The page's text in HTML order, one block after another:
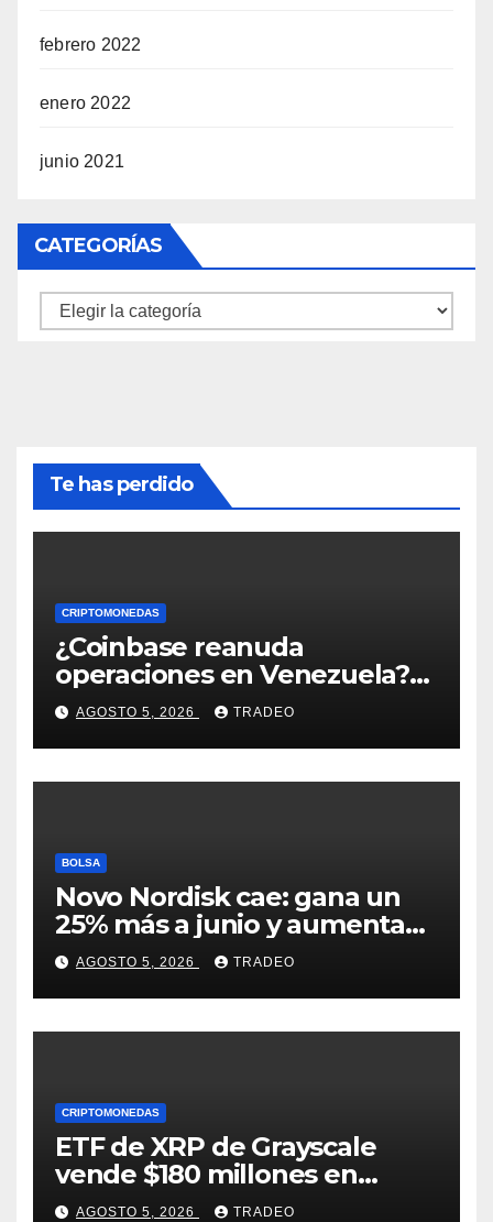
febrero 2022
enero 2022
junio 2021
CATEGORÍAS
Categorías
Te has perdido
CRIPTOMONEDAS
¿Coinbase reanuda
operaciones en Venezuela?
Post críptico enciende el
debate
AGOSTO 5, 2026 TRADEO
BOLSA
Novo Nordisk cae: gana un
25% más a junio y aumenta
previsiones, pero no
convence
AGOSTO 5, 2026 TRADEO
CRIPTOMONEDAS
ETF de XRP de Grayscale
vende $180 millones en
tokens tras grandes pérdidas
AGOSTO 5, 2026 TRADEO